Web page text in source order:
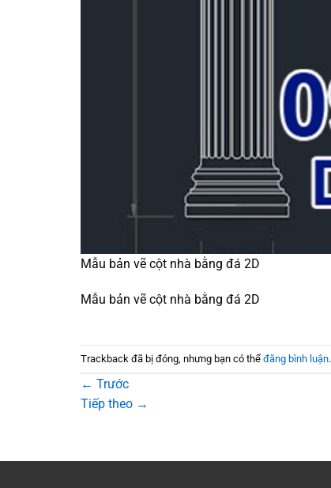
Mẫu bản vẽ cột nhà bằng đá 2D
Mẫu bản vẽ cột nhà bằng đá 2D
Trackback đã bị đóng, nhưng bạn có thể đăng bình luận.
← Trước
Tiếp theo →